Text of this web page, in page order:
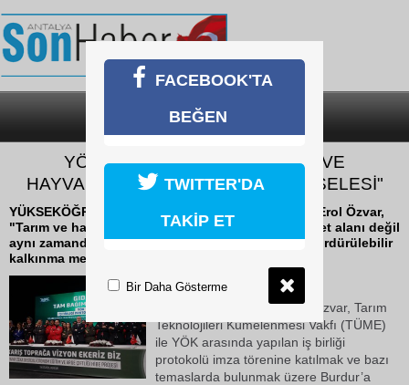
SON DAKİKA
YÖK BAŞKANI ÖZVAR: "TARIM VE
HAYVANCILIK MİLLİ GÜVENLİK MESELESİ"
YÜKSEKÖĞRETİM Kurulu (YÖK) Başkanı Prof. Dr. Erol Özvar,
"Tarım ve hayvancılık yalnızca ekonomik bir faaliyet alanı değil
aynı zamanda milli güvenlik, toplumsal refah ve sürdürülebilir
kalkınma meselesi haline gelmiştir" dedi.
27 Mart 2026 Cuma 07:06
YÖK Başkanı Prof. Dr. Erol Özvar, Tarım
Teknolojileri Kümelenmesi Vakfı (TÜME)
ile YÖK arasında yapılan iş birliği
protokolü imza törenine katılmak ve bazı
temaslarda bulunmak üzere Burdur’a
FACEBOOK'TA
BEĞEN
TWITTER'DA
TAKİP ET
Bir Daha Gösterme